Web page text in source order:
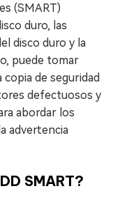
(SMART)
duro, las
disco duro y la
puede tomar
de seguridad
defectuosos y
abordar los
advertencia
SMART?